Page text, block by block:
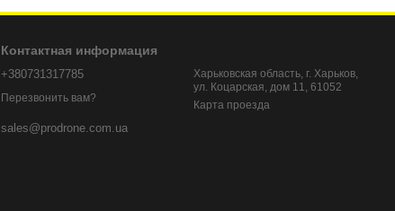
Контактная информация
+380731317785
Перезвонить вам?
sales@prodrone.com.ua
Харьковская область, г. Харьков,
ул. Коцарская, дом 11, 61052
Карта проезда